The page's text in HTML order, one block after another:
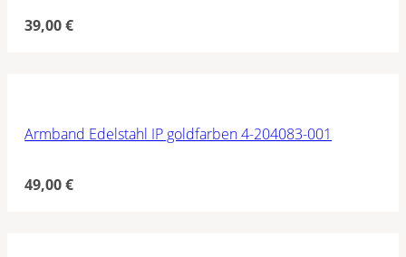
39,00€
Armband Edelstahl IP goldfarben 4-204083-001
49,00€